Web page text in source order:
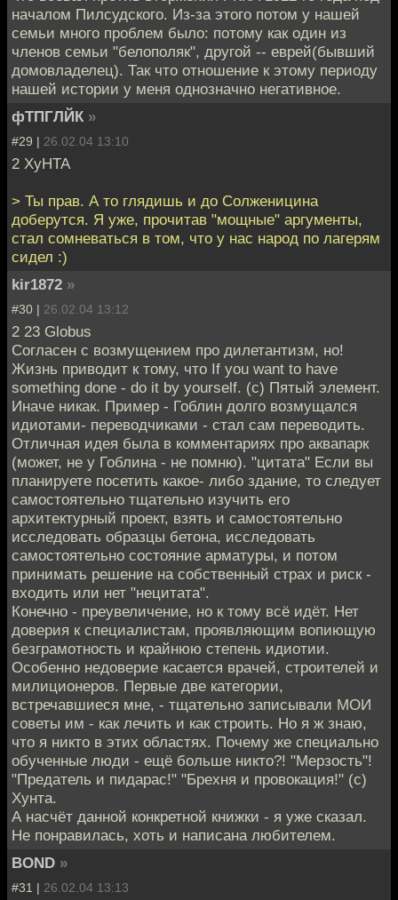
началом Пилсудского. Из-за этого потом у нашей
семьи много проблем было: потому как один из
членов семьи "белополяк", другой -- еврей(бывший
домовладелец). Так что отношение к этому периоду
нашей истории у меня однозначно негативное.
фТПГЛЙК »
#29 | 26.02.04 13:10
2 ХуНТА
> Ты прав. А то глядишь и до Солженицина
доберутся. Я уже, прочитав "мощные" аргументы,
стал сомневаться в том, что у нас народ по лагерям
сидел :)
kir1872 »
#30 | 26.02.04 13:12
2 23 Globus
Согласен с возмущением про дилетантизм, но!
Жизнь приводит к тому, что If you want to have
something done - do it by yourself. (c) Пятый элемент.
Иначе никак. Пример - Гоблин долго возмущался
идиотами- переводчиками - стал сам переводить.
Отличная идея была в комментариях про аквапарк
(может, не у Гоблина - не помню). "цитата" Если вы
планируете посетить какое- либо здание, то следует
самостоятельно тщательно изучить его
архитектурный проект, взять и самостоятельно
исследовать образцы бетона, исследовать
самостоятельно состояние арматуры, и потом
принимать решение на собственный страх и риск -
входить или нет "нецитата".
Конечно - преувеличение, но к тому всё идёт. Нет
доверия к специалистам, проявляющим вопиющую
безграмотность и крайнюю степень идиотии.
Особенно недоверие касается врачей, строителей и
милиционеров. Первые две категории,
встречавшиеся мне, - тщательно записывали МОИ
советы им - как лечить и как строить. Но я ж знаю,
что я никто в этих областях. Почему же специально
обученные люди - ещё больше никто?! "Мерзость"!
"Предатель и пидарас!" "Брехня и провокация!" (с)
Хунта.
А насчёт данной конкретной книжки - я уже сказал.
Не понравилась, хоть и написана любителем.
BOND »
#31 | 26.02.04 13:13